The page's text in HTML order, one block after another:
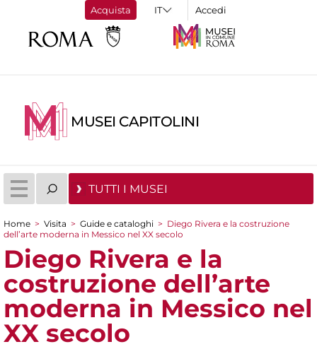
Acquista Accedi
MUSEI CAPITOLINI
TUTTI I MUSEI
Tu sei qui
Home > Visita > Guide e cataloghi > Diego Rivera e la costruzione
dell’arte moderna in Messico nel XX secolo
Diego Rivera e la
costruzione dell’arte
moderna in Messico nel
XX secolo